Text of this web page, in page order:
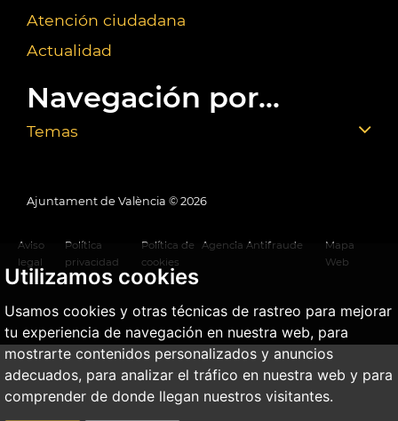
Utilizamos cookies
Usamos cookies y otras técnicas de rastreo para mejorar
tu experiencia de navegación en nuestra web, para
mostrarte contenidos personalizados y anuncios
adecuados, para analizar el tráfico en nuestra web y para
comprender de donde llegan nuestros visitantes.
Atención ciudadana
Actualidad
Navegación por...
Temas
Ajuntament de València © 2026
Aviso
legal
Política
privacidad
Política de
cookies
Agencia Antifraude
Mapa
Web